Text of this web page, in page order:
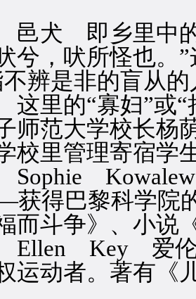
即乡里中的狗
兮，吠所怪也。
不辨是非的盲从
的“寡妇”或“拟
师范大学校长杨
校里管理寄宿学
获得巴黎科学院
而斗争》、小说
Key 爱伦·凯
运动者。著有《